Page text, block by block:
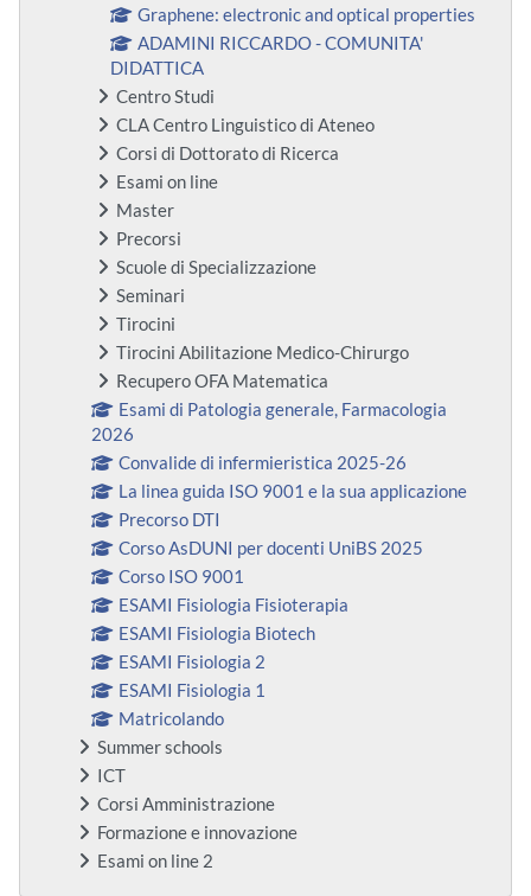
Graphene: electronic and optical properties
ADAMINI RICCARDO - COMUNITA'
DIDATTICA
Centro Studi
CLA Centro Linguistico di Ateneo
Corsi di Dottorato di Ricerca
Esami on line
Master
Precorsi
Scuole di Specializzazione
Seminari
Tirocini
Tirocini Abilitazione Medico-Chirurgo
Recupero OFA Matematica
Esami di Patologia generale, Farmacologia
2026
Convalide di infermieristica 2025-26
La linea guida ISO 9001 e la sua applicazione
Precorso DTI
Corso AsDUNI per docenti UniBS 2025
Corso ISO 9001
ESAMI Fisiologia Fisioterapia
ESAMI Fisiologia Biotech
ESAMI Fisiologia 2
ESAMI Fisiologia 1
Matricolando
Summer schools
ICT
Corsi Amministrazione
Formazione e innovazione
Esami on line 2